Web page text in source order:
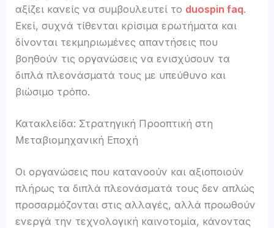
αξίζει κανείς να συμβουλευτεί το duospin faq.
Εκεί, συχνά τίθενται κρίσιμα ερωτήματα και
δίνονται τεκμηριωμένες απαντήσεις που
βοηθούν τις οργανώσεις να ενισχύσουν τα
διπλά πλεονάσματά τους με υπεύθυνο και
βιώσιμο τρόπο.
Κατακλείδα: Στρατηγική Προοπτική στη
Μεταβιομηχανική Εποχή
Οι οργανώσεις που κατανοούν και αξιοποιούν
πλήρως τα διπλά πλεονάσματά τους δεν απλώς
προσαρμόζονται στις αλλαγές, αλλά προωθούν
ενεργά την τεχνολογική καινοτομία, κάνοντας